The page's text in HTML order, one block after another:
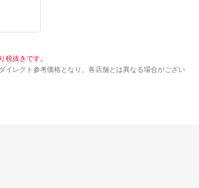
税抜きです。
イレクト参考価格となり、各店舗とは異なる場合がござい